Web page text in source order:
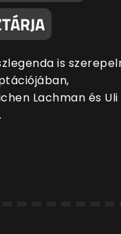
is
Lachman és Uli